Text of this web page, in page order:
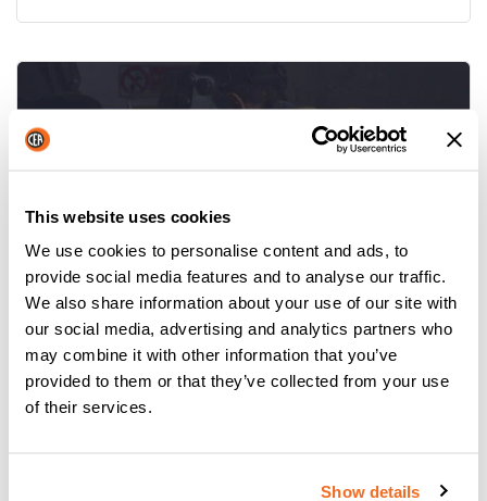
This website uses cookies
We use cookies to personalise content and ads, to
provide social media features and to analyse our traffic.
We also share information about your use of our site with
our social media, advertising and analytics partners who
may combine it with other information that you’ve
provided to them or that they’ve collected from your use
of their services.
Show details
YARD MOBILE: UN PASO ADELANTE EN
LA SOLDADURA EN ASTILLEROS
Leer más